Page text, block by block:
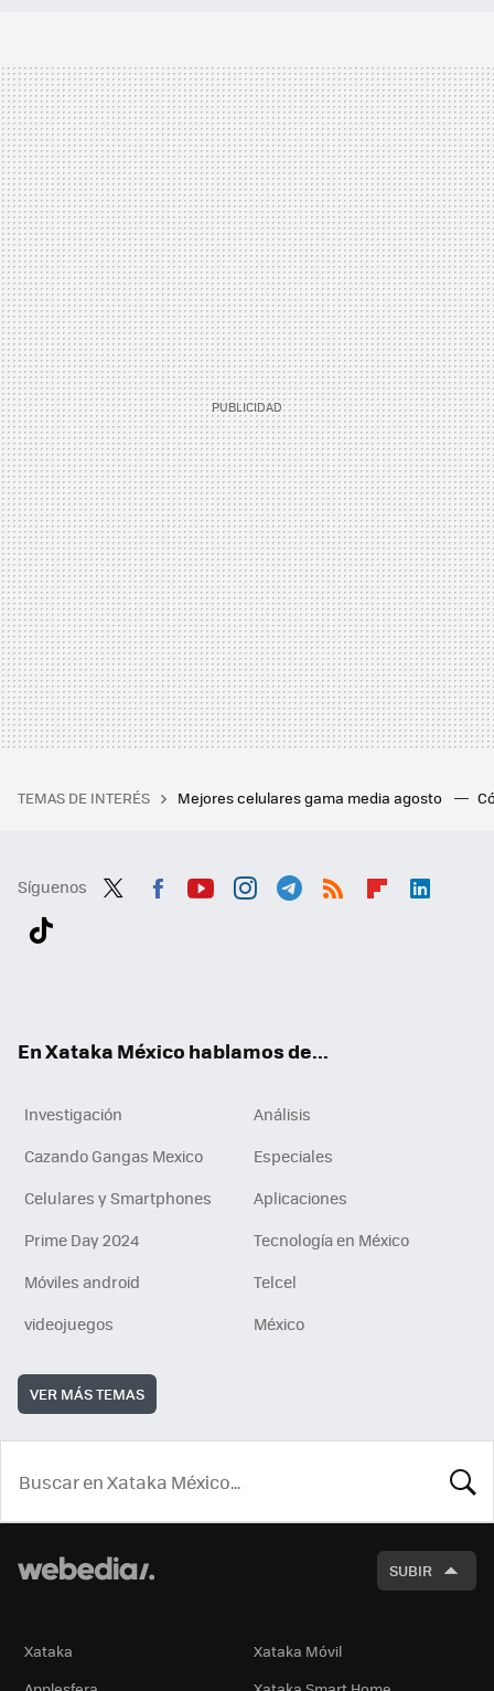
TEMAS DE INTERÉS Mejores celulares gama media agosto
Síguenos
En Xataka México hablamos de...
Investigación
Análisis
Cazando Gangas Mexico
Especiales
Celulares y Smartphones
Aplicaciones
Prime Day 2024
Tecnología en México
Móviles android
Telcel
videojuegos
México
VER MÁS TEMAS
SUBIR
Xataka
Xataka Móvil